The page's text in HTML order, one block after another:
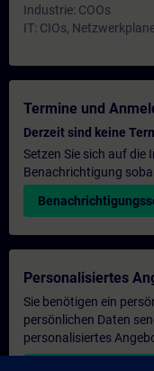
Industrie: COOs
IT: CIOs,
Termine und
Derzeit sind keine
Setzen Sie sich auf die
Benachrichtigung
Personalisiertes
Sie benötigen ein
persönlichen Daten
personalisiertes